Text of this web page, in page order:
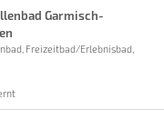
Garmisch-
Freizeitbad/Erlebnisbad,